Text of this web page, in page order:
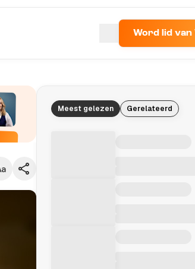
Word lid van
Meest gelezen Gerelateerd